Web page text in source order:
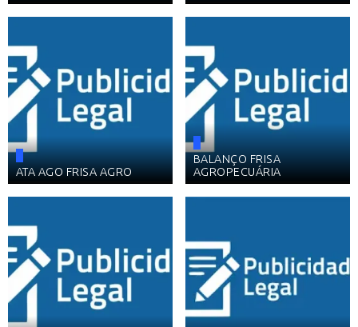
ATA AGO FRISA AGRO
BALANÇO FRISA
AGROPECUÁRIA